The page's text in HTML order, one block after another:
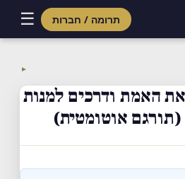
תרומה / חברות ☰
content
▼
האמת ודרכים למנות
אוטומטית)